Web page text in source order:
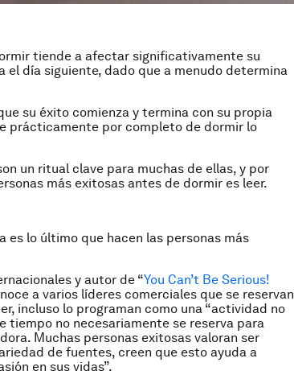
tiende a afectar significativamente su
el día siguiente, dado que a menudo determina
su éxito comienza y termina con su propia
prácticamente por completo de dormir lo
un ritual clave para muchas de ellas, y por
más exitosas antes de dormir es leer.
es lo último que hacen las personas más
y autor de “You Can’t Be Serious!
a varios líderes comerciales que se reservan
incluso lo programan como una “actividad no
tiempo no necesariamente se reserva para
Muchas personas exitosas valoran ser
de fuentes, creen que esto ayuda a
en sus vidas”.